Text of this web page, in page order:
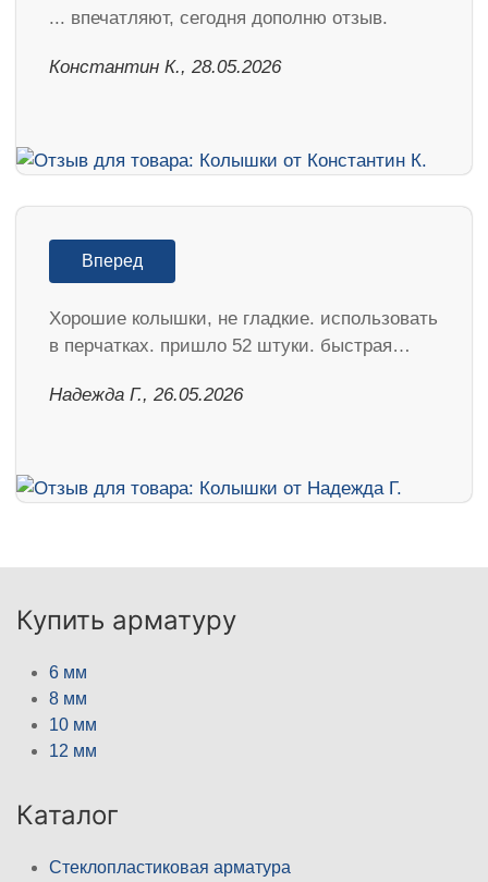
... впечатляют, сегодня дополню отзыв.
Константин К., 28.05.2026
Вперед
Хорошие колышки, не гладкие. использовать
в перчатках. пришло 52 штуки. быстрая…
Надежда Г., 26.05.2026
Купить арматуру
6 мм
8 мм
10 мм
12 мм
Каталог
Стеклопластиковая арматура